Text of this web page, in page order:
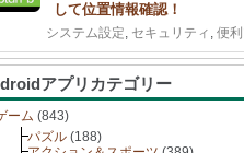
して位置情報確認！
システム設定, セキュリティ , 便
アプリカテゴリー
ーム (843)
パズル (188)